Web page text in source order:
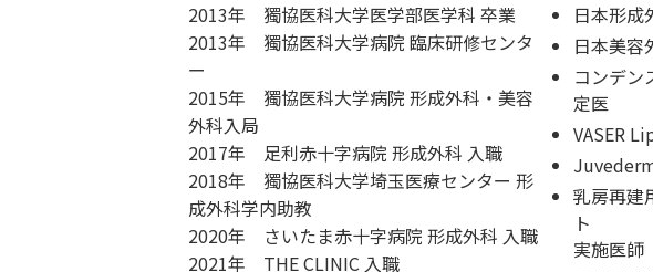
2013年 獨協医科大学医学部医学科 卒業
2013年 獨協医科大学病院 臨床研修センタ
ー
2015年 獨協医科大学病院 形成外科・美容
外科入局
2017年 足利赤十字病院 形成外科 入職
2018年 獨協医科大学埼玉医療センター 形
成外科学内助教
2020年 さいたま赤十字病院 形成外科 入職
2021年 THE CLINIC 入職
日本形成
日本美容
コンデン
定医
VASER
乳房再建
ト
実施医師